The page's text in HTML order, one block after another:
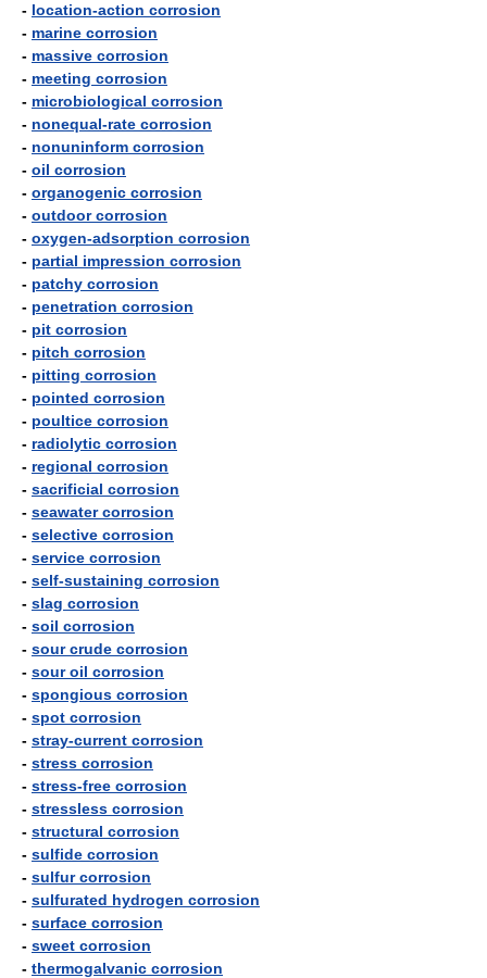
- location-action corrosion
- marine corrosion
- massive corrosion
- meeting corrosion
- microbiological corrosion
- nonequal-rate corrosion
- nonuninform corrosion
- oil corrosion
- organogenic corrosion
- outdoor corrosion
- oxygen-adsorption corrosion
- partial impression corrosion
- patchy corrosion
- penetration corrosion
- pit corrosion
- pitch corrosion
- pitting corrosion
- pointed corrosion
- poultice corrosion
- radiolytic corrosion
- regional corrosion
- sacrificial corrosion
- seawater corrosion
- selective corrosion
- service corrosion
- self-sustaining corrosion
- slag corrosion
- soil corrosion
- sour crude corrosion
- sour oil corrosion
- spongious corrosion
- spot corrosion
- stray-current corrosion
- stress corrosion
- stress-free corrosion
- stressless corrosion
- structural corrosion
- sulfide corrosion
- sulfur corrosion
- sulfurated hydrogen corrosion
- surface corrosion
- sweet corrosion
- thermogalvanic corrosion